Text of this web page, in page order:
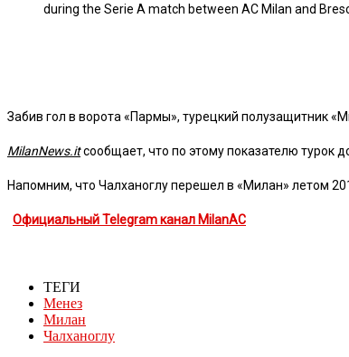
during the Serie A match between AC Milan and
Забив гол в ворота «Пармы», турецкий полузащитник
MilanNews.itсообщает, что по этому показателю
Напомним, что Чалханоглу перешел в «Милан» летом
Официальный Telegram канал MilanAC
ТЕГИ
Менез
Милан
Чалханоглу